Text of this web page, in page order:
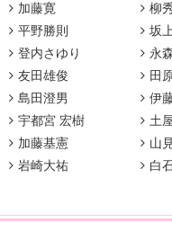
加藤寛
柳
平野勝則
坂
登内さゆり
永
友田雄俊
田
島田澄男
伊
宇都宮 宏樹
土
加藤基憲
山
岩崎大祐
白